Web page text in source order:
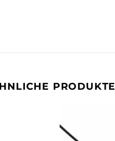
PRODUKTE